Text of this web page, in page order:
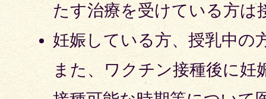
たす治療を受けている方は
妊娠している方、授乳中の
また、ワクチン接種後に妊